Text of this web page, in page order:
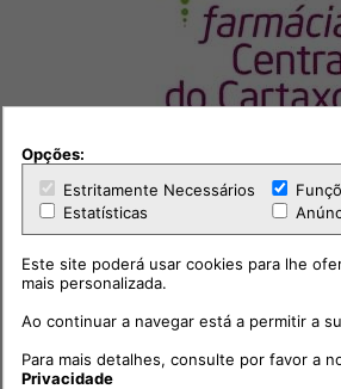
Outras
Opções:
Estritamente Necessários
Estatísticas
Este site poderá usar cookies para lhe
mais personalizada.
Ao continuar a navegar está a permitir a
Para mais detalhes, consulte por favor a
Privacidade